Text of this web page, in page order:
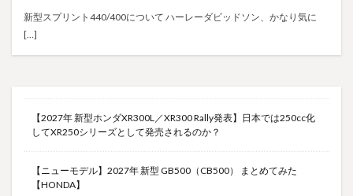
新型スプリント440/400について ハーレーダビッドソン、かなり気に
[…]
【2027年 新型ホンダXR300L／XR300 Rally発表】日本では250cc化
してXR250シリーズとして発売されるのか？
【ニューモデル】2027年 新型 GB500（CB500） まとめてみた
【HONDA】